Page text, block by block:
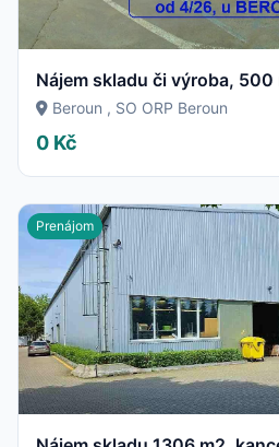
Beroun , SO ORP Beroun
0 Kč
Prenájom